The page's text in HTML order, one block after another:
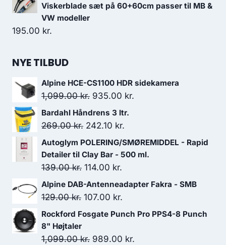
Viskerblade sæt på 60+60cm passer til MB &
VW modeller
195.00 kr.
NYE TILBUD
Alpine HCE-CS1100 HDR sidekamera
1,099.00kr. Den
oprindelige
pris
1,099.00 kr..
935.00 kr.
935.00 kr..
Bardahl Håndrens 3 ltr.
269.00kr. Den
oprindelige
pris
var:
269.00 kr..
242.10 kr.
aktuelle
pris
242.10 kr..
Autoglym POLERING/SMØREMIDDEL - Rapid
Detailer til Clay Bar - 500 ml.
139.00kr. Den
oprindelige
pris
139.00 kr..
114.00 kr.
aktuelle
Alpine DAB-Antenneadapter Fakra - SMB
129.00kr. Den
oprindelige
var:
107.00 kr.
aktuelle
er:
Rockford Fosgate Punch Pro PPS4-8 Punch
8" Højtaler
1,099.00kr. Den
989.00 kr.